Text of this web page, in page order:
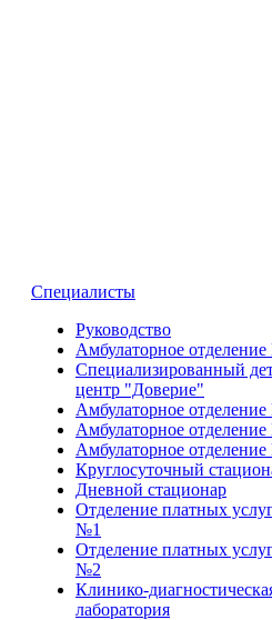
Специалисты
Руководство
Амбулаторное
Специализированный
центр "Доверие"
Амбулаторное
Амбулаторное
Амбулаторное
Круглосуточный
Дневной стационар
Отделение платных
№1
Отделение платных
№2
Клинико-
лаборатория